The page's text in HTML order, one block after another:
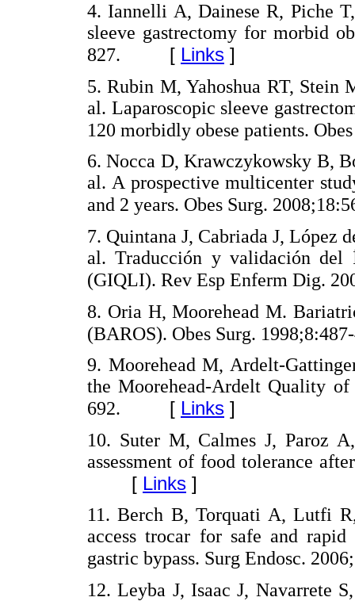
4. Iannelli A, Dainese R, Piche
sleeve gastrectomy for morbid
827.
[ Links ]
5. Rubin M, Yahoshua RT, Stein
al. Laparoscopic sleeve
120 morbidly obese patients.
6. Nocca D, Krawczykowsky B,
al. A prospective multicenter
and 2 years. Obes Surg.
7. Quintana J, Cabriada J, López
al. Traducción y validación del
(GIQLI). Rev Esp Enferm Dig.
8. Oria H, Moorehead M.
(BAROS). Obes Surg.
9. Moorehead M, Ardelt-
the Moorehead-Ardelt Quality
692.
[ Links ]
10. Suter M, Calmes J, Paroz
assessment of food tolerance
[ Links ]
11. Berch B, Torquati A, Lutfi
access trocar for safe and
gastric bypass. Surg Endosc.
12. Leyba J, Isaac J, Navarrete